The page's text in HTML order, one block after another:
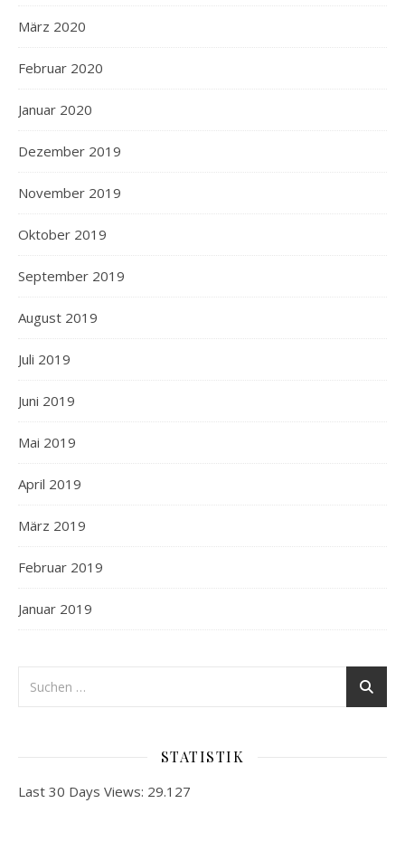
März 2020
Februar 2020
Januar 2020
Dezember 2019
November 2019
Oktober 2019
September 2019
August 2019
Juli 2019
Juni 2019
Mai 2019
April 2019
März 2019
Februar 2019
Januar 2019
STATISTIK
Last 30 Days Views: 29.127